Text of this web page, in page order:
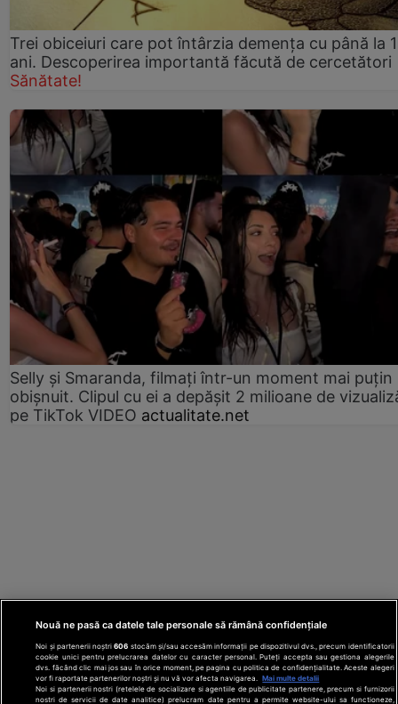
Trei obiceiuri care pot întârzia demența cu până la
ani. Descoperirea importantă făcută de cercetători
Sănătate!
Selly și Smaranda, filmați într-un moment mai puțin
obișnuit. Clipul cu ei a depășit 2 milioane de
pe TikTok VIDEO actualitate.net
Nouă ne pasă ca datele tale personale să rămână confidențiale
Noi și partenerii noștri606 stocăm și/sau accesăm informații pe dispozitivul dvs., precum identificatorii
cookie unici pentru prelucrarea datelor cu caracter personal. Puteți accepta sau gestiona alegerile
dvs. făcând clic mai jos sau în orice moment, pe pagina cu politica de confidențialitate. Aceste alegeri
vor fi raportate partenerilor noștri și nu vă vor afecta navigarea.
Mai multe detalii
Noi si partenerii nostri (retelele de socializare si agentiile de publicitate partenere, precum si furnizorii
nostri de servicii de date analitice) prelucram date pentru a permite website-ului sa functioneze,